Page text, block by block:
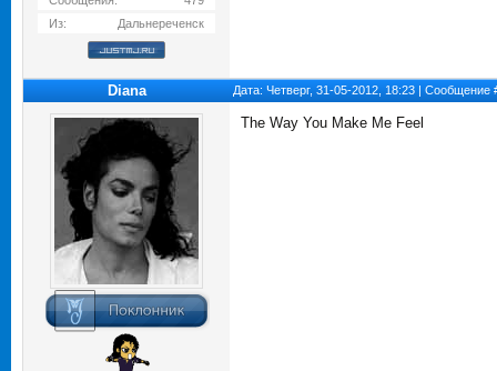
Из:
Дальнереченск
Diana Дата: Четверг, 31-05-2012, 18:23 | Сообщение
The Way You Make Me Feel